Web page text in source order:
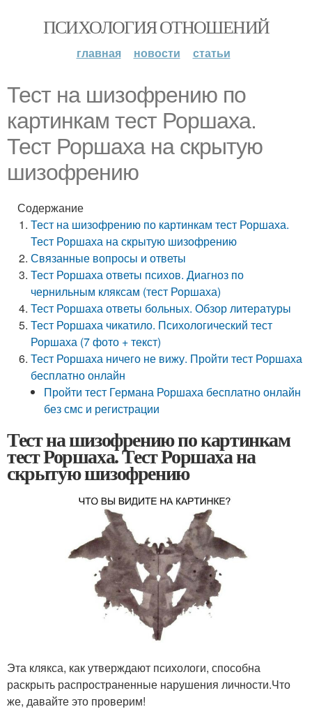
ПСИХОЛОГИЯ ОТНОШЕНИЙ
главная новости статьи
Тест на шизофрению по
картинкам тест Роршаха.
Тест Роршаха на скрытую
шизофрению
Содержание
Тест на шизофрению по картинкам тест Роршаха.
Тест Роршаха на скрытую шизофрению
Связанные вопросы и ответы
Тест Роршаха ответы психов. Диагноз по
чернильным кляксам (тест Роршаха)
Тест Роршаха ответы больных. Обзор литературы
Тест Роршаха чикатило. Психологический тест
Роршаха (7 фото + текст)
Тест Роршаха ничего не вижу. Пройти тест Роршаха
бесплатно онлайн
Пройти тест Германа Роршаха бесплатно онлайн
без смс и регистрации
Тест на шизофрению по картинкам
тест Роршаха. Тест Роршаха на
скрытую шизофрению
Эта клякса, как утверждают психологи, способна
раскрыть распространенные нарушения личности.Что
же, давайте это проверим!